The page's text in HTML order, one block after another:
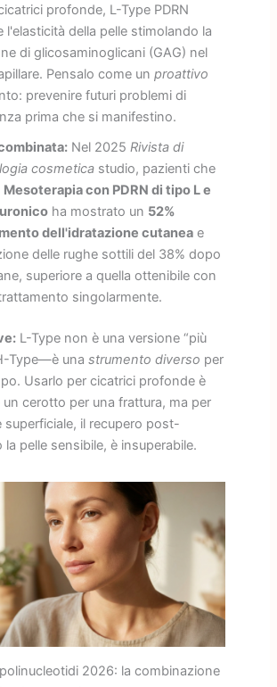
profonde, L-Type PDRN
l'elasticità della pelle stimolando la
di glicosaminoglicani (GAG) nel
Pensalo come un proattivo
prevenire futuri problemi di
prima che si manifestino.
Nel 2025 Rivista di
cosmeticastudio, pazienti che
Mesoterapia con PDRN di tipo L e
ha mostrato un 52%
dell'idratazione cutaneae
delle rughe sottili del 38% dopo
superiore a quella ottenibile con
singolarmente.
L-Type non è una versione “più
Type—è una strumento diverso per
Usarlo per cicatrici profonde è
un cerotto per una frattura, ma per
superficiale, il recupero post-
pelle sensibile, è insuperabile.
2026: la combinazione